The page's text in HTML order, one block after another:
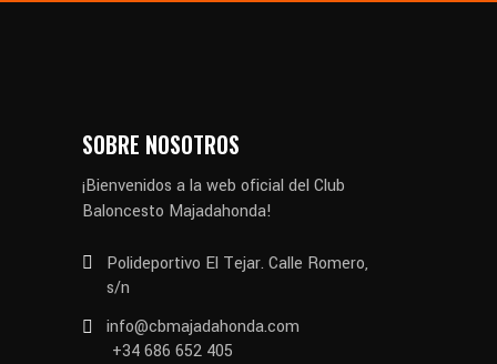
SOBRE NOSOTROS
¡Bienvenidos a la web oficial del Club
Baloncesto Majadahonda!
Polideportivo El Tejar. Calle Romero,
s/n
info@cbmajadahonda.com
+34 686 652 405